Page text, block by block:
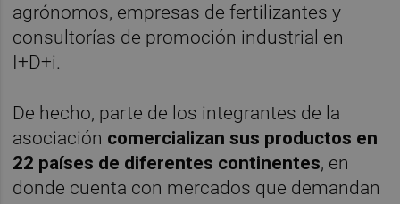
agrónomos, empresas de fertilizantes y
consultorías de promoción industrial en
I+D+i.
De hecho, parte de los integrantes de la
asociación comercializan sus productos en
22 países de diferentes continentes, en
donde cuenta con mercados que demandan